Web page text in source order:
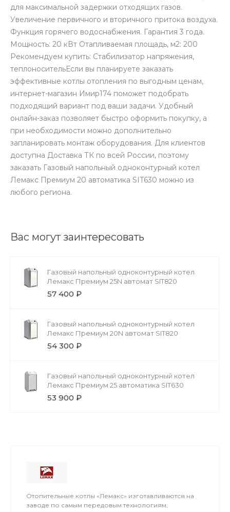
для максимальной задержки отходящих газов.
Увеличение первичного и вторичного притока воздуха.
Функция горячего водоснабжения. Гарантия 3 года.
Мощность: 20 кВт Отапливаемая площадь, м2: 200
Рекомендуем купить: Стабилизатор напряжения,
теплоносительЕсли вы планируете заказать
эффективные котлы отопления по выгодным ценам,
интернет-магазин Имир174 поможет подобрать
подходящий вариант под ваши задачи. Удобный
онлайн-заказ позволяет быстро оформить покупку, а
при необходимости можно дополнительно
запланировать монтаж оборудования. Для клиентов
доступна Доставка ТК по всей России, поэтому
заказать Газовый напольный одноконтурный котел
Лемакс Премиум 20 автоматика SIT630 можно из
любого региона.
Вас могут заинтересовать
Газовый напольный одноконтурный котел
Лемакс Премиум 25N автомат SIT820
57 400 ₽
Газовый напольный одноконтурный котел
Лемакс Премиум 20N автомат SIT820
54 300 ₽
Газовый напольный одноконтурный котел
Лемакс Премиум 25 автоматика SIT630
53 900 ₽
Отопительные котлы «Лемакс» изготавливаются на
заводе по самым передовым технологиям,